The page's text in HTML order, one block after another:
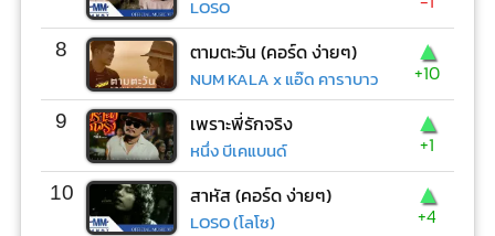
LOSO
8 ตามตะวัน (คอร์ด ง่ายๆ)
NUM KALA x แอ๊ด คาราบาว
▲
+10
9 เพราะพี่รักจริง
หนึ่ง บีเคแบนด์
▲
+1
10 สาหัส (คอร์ด ง่ายๆ)
LOSO (โลโซ)
▲
+4